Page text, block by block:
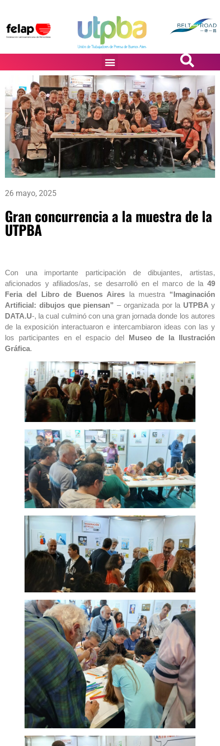
26 mayo, 2025
Gran concurrencia a la muestra de la
UTPBA
Con una importante participación de dibujantes, artistas,
aficionados y afiliados/as, se desarrolló en el marco de la 49
Feria del Libro de Buenos Airesla muestra“Imaginación
Artificial: dibujos que piensan”– organizada por la UTPBAy
DATA.U-, la cual culminó con una gran jornada donde los autores
de la exposición interactuaron e intercambiaron ideas con las y
los participantes en el espacio del Museo de la Ilustración
Gráfica.